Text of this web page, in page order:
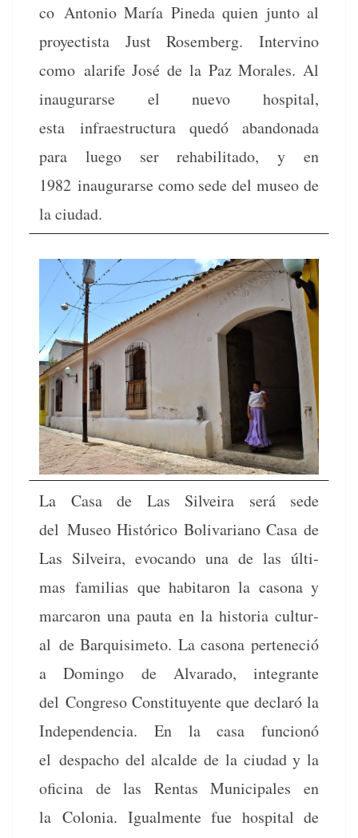
co Anto­nio María Pine­da quien jun­to al
proyec­tista Just Rosem­berg. Inter­vi­no
como alar­ife José de la Paz Morales. Al
inau­gu­rarse el nue­vo hos­pi­tal,
esta infraestruc­tura quedó aban­don­a­da
para luego ser reha­bil­i­ta­do, y en
1982 inau­gu­rarse como sede del museo de
la ciudad.
La Casa de Las Sil­veira será sede
del Museo Históri­co Boli­var­i­ano Casa de
Las Sil­veira, evo­can­do una de las últi­
mas famil­ias que habitaron la casona y
mar­caron una pau­ta en la his­to­ria cul­tur­
al de Bar­quisime­to. La casona perteneció
a Domin­go de Alvara­do, inte­grante
del Con­gre­so Con­sti­tuyente que declaró la
Inde­pen­den­cia. En la casa fun­cionó
el despa­cho del alcalde de la ciu­dad y la
ofic­i­na de las Rentas Munic­i­pales en
la Colo­nia. Igual­mente fue hos­pi­tal de